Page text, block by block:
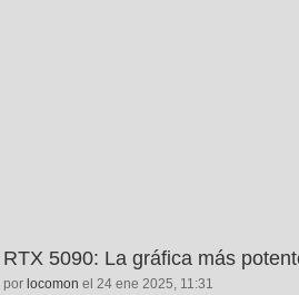
RTX 5090: La gráfica más
por locomon el 24 ene 2025, 11:31